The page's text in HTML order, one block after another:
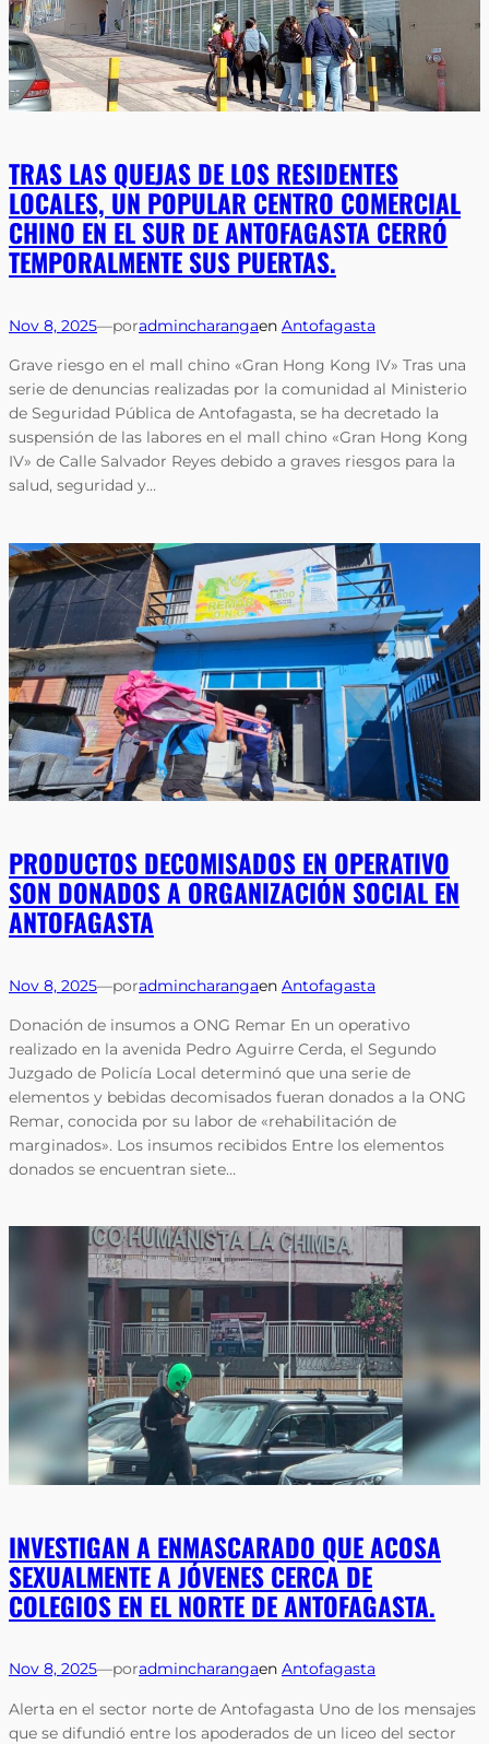
TRAS LAS QUEJAS DE LOS RESIDENTES
LOCALES, UN POPULAR CENTRO COMERCIAL
CHINO EN EL SUR DE ANTOFAGASTA CERRÓ
TEMPORALMENTE SUS PUERTAS.
Nov 8, 2025—poradmincharangaen Antofagasta
Grave riesgo en el mall chino «Gran Hong Kong IV» Tras una
serie de denuncias realizadas por la comunidad al Ministerio
de Seguridad Pública de Antofagasta, se ha decretado la
suspensión de las labores en el mall chino «Gran Hong Kong
IV» de Calle Salvador Reyes debido a graves riesgos para la
salud, seguridad y…
PRODUCTOS DECOMISADOS EN OPERATIVO
SON DONADOS A ORGANIZACIÓN SOCIAL EN
ANTOFAGASTA
Nov 8, 2025—poradmincharangaen Antofagasta
Donación de insumos a ONG Remar En un operativo
realizado en la avenida Pedro Aguirre Cerda, el Segundo
Juzgado de Policía Local determinó que una serie de
elementos y bebidas decomisados fueran donados a la ONG
Remar, conocida por su labor de «rehabilitación de
marginados». Los insumos recibidos Entre los elementos
donados se encuentran siete…
INVESTIGAN A ENMASCARADO QUE ACOSA
SEXUALMENTE A JÓVENES CERCA DE
COLEGIOS EN EL NORTE DE ANTOFAGASTA.
Nov 8, 2025—poradmincharangaen Antofagasta
Alerta en el sector norte de Antofagasta Uno de los mensajes
que se difundió entre los apoderados de un liceo del sector